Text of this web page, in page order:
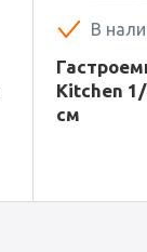
В
Kitchen
см